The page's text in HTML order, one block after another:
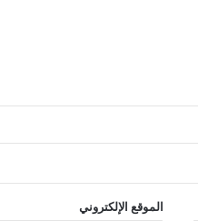
الموقع الإلكتروني